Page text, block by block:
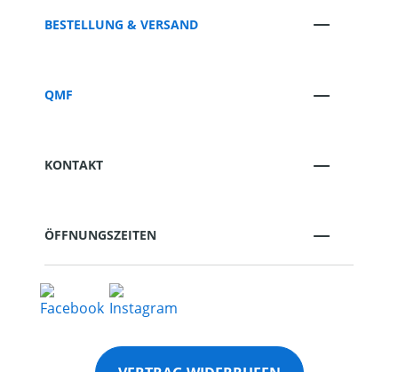
BESTELLUNG & VERSAND
QMF
KONTAKT
ÖFFNUNGSZEITEN